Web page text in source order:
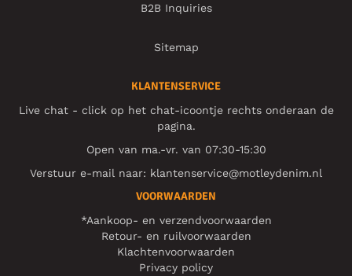
B2B Inquiries
Sitemap
KLANTENSERVICE
Live chat - click op het chat-icoontje rechts onderaan de
pagina.
Open van ma.-vr. van 07:30-15:30
Verstuur e-mail naar: klantenservice@motleydenim.nl
VOORWAARDEN
*Aankoop- en verzendvoorwaarden
Retour- en ruilvoorwaarden
Klachtenvoorwaarden
Privacy policy